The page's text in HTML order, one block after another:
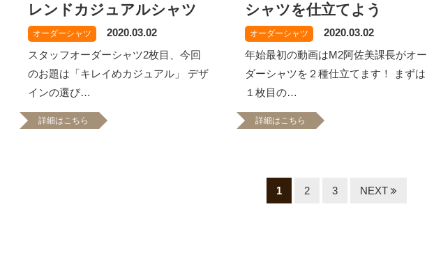
レンドカジュアルシャツ
オーダーシャツ
2020.03.02
スタッフオーダーシャツ2枚目、今回
のお題は「キレイめカジュアル」 デザ
インの選び…
詳細はこちら
シャツを仕立てよう
オーダーシャツ
2020.03.02
年始最初の動画はM2阿佐美課長がオー
ダーシャツを２種仕立てます！ まずは
１枚目の…
詳細はこちら
1 2 3 NEXT